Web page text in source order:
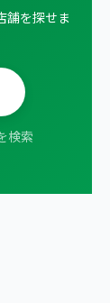
舗を探せま
検索